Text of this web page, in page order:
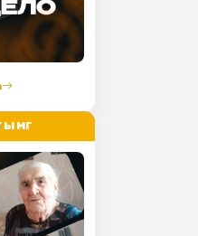
МГ